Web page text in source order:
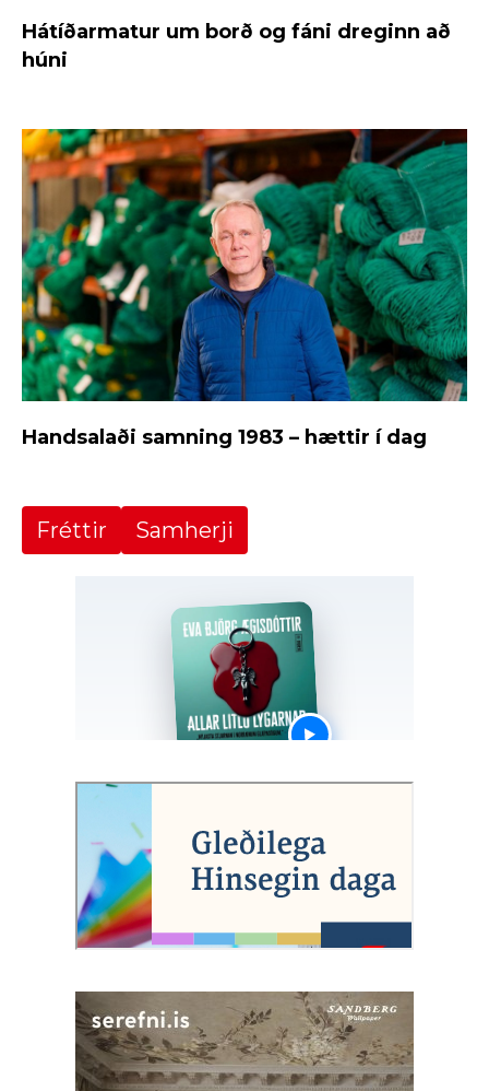
Hátíðarmatur um borð og fáni dreginn að
húni
Handsalaði samning 1983 – hættir í dag
Fréttir Samherji